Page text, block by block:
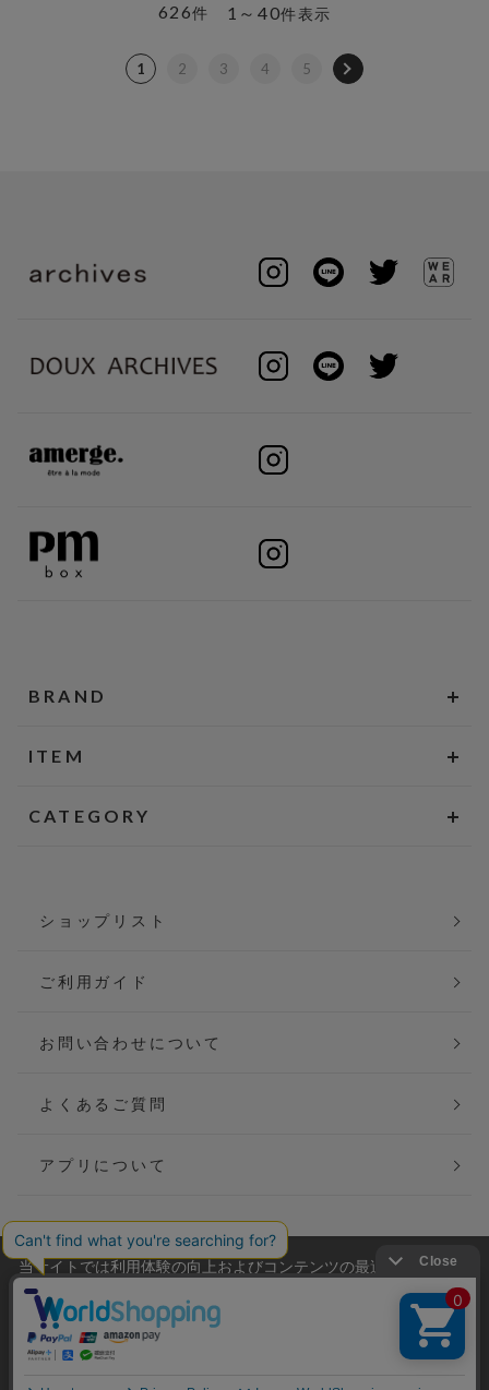
1～40件表示
626件
1 2 3 4 5
BRAND
ITEM
CATEGORY
ショップリスト
ご利用ガイド
お問い合わせについて
よくあるご質問
アプリについて
会社概要
ご利用規約
当サイトでは利用体験の向上およびコンテンツの最適な提供、ト
ラフィックの分析を目的としてCookieを使用しています。
サイトの閲覧を継続された場合、Cookieの利用に同意したことも
のといたします。
詳細については
をご確認ください。